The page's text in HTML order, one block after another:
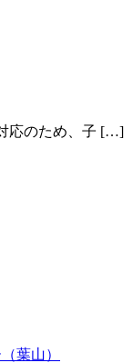
応のため、子 […]
葉山）